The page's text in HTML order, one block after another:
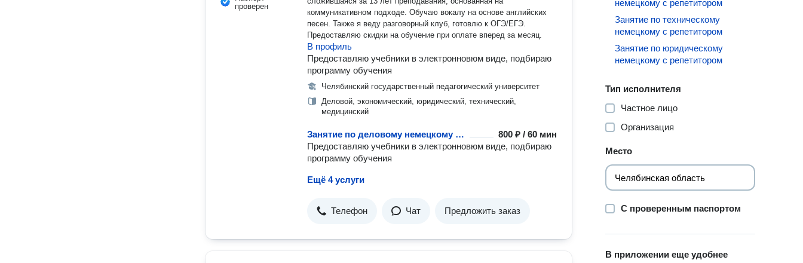
проверен
коммуникативном подходе. Обучаю вокалу на основе английских
песен. Также я веду разговорный клуб, готовлю к ОГЭ/ЕГЭ.
Предоставляю скидки на обучение при оплате вперед за месяц.
В профиль
Предоставляю учебники в электронновюм виде, подбираю
программу обучения
Челябинский государственный педагогический университет
Деловой, экономический, юридический, технический,
медицинский
Занятие по деловому немецкому с репетитором
800 ₽ / 60 мин
Предоставляю учебники в электронновюм виде, подбираю
программу обучения
Ещё 4 услуги
Телефон Чат Предложить заказ
немецкому с репетитором
Занятие по техническому
немецкому с репетитором
Занятие по юридическому
немецкому с репетитором
Тип исполнителя
Частное лицо
Организация
Место
С проверенным паспортом
В приложении еще удобнее